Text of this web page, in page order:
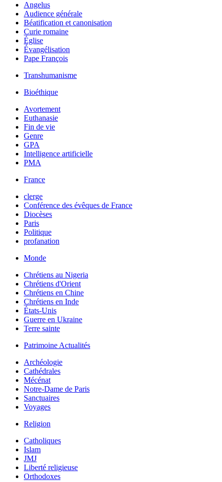
Angelus
Audience générale
Béatification et canonisation
Curie romaine
Église
Évangélisation
Pape François
Transhumanisme
Bioéthique
Avortement
Euthanasie
Fin de vie
Genre
GPA
Intelligence artificielle
PMA
France
clerge
Conférence des évêques de France
Diocèses
Paris
Politique
profanation
Monde
Chrétiens au Nigeria
Chrétiens d'Orient
Chrétiens en Chine
Chrétiens en Inde
États-Unis
Guerre en Ukraine
Terre sainte
Patrimoine Actualités
Archéologie
Cathédrales
Mécénat
Notre-Dame de Paris
Sanctuaires
Voyages
Religion
Catholiques
Islam
JMJ
Liberté religieuse
Orthodoxes